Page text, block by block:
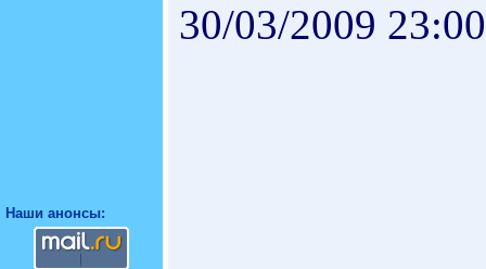
Наши анонсы:
30/03/2009 23:00